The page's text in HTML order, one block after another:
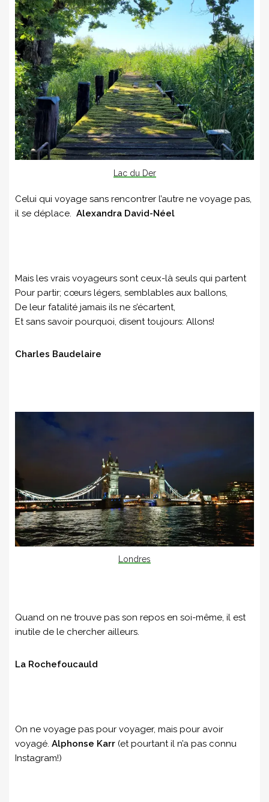
Lac du Der
Celui qui voyage sans rencontrer l’autre ne voyage pas,
il se déplace. Alexandra David-Néel
Mais les vrais voyageurs sont ceux-là seuls qui partent
Pour partir; cœurs légers, semblables aux ballons,
De leur fatalité jamais ils ne s’écartent,
Et sans savoir pourquoi, disent toujours: Allons!
Charles Baudelaire
Londres
Quand on ne trouve pas son repos en soi-même, il est
inutile de le chercher ailleurs.
La Rochefoucauld
On ne voyage pas pour voyager, mais pour avoir
voyagé. Alphonse Karr (et pourtant il n’a pas connu
Instagram!)